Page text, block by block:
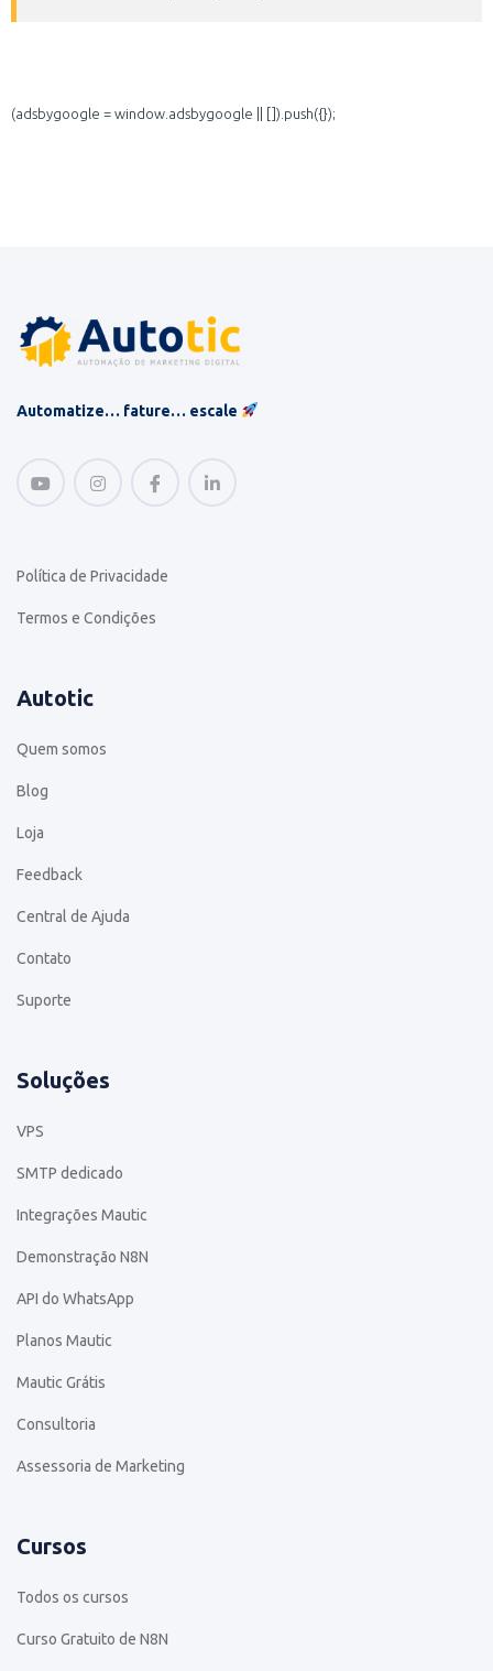
(adsbygoogle = window.adsbygoogle || []).push({});
Automatize… fature… escale
Política de Privacidade
Termos e Condições
Autotic
Quem somos
Blog
Loja
Feedback
Central de Ajuda
Contato
Suporte
Soluções
VPS
SMTP dedicado
Integrações Mautic
Demonstração N8N
API do WhatsApp
Planos Mautic
Mautic Grátis
Consultoria
Assessoria de Marketing
Cursos
Todos os cursos
Curso Gratuito de N8N